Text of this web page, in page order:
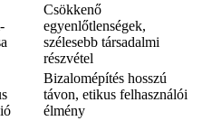
Csökkenő
egyenlőtlenségek,
szélesebb társadalmi
részvétel
Bizalomépítés hosszú
távon, etikus felhasználói
élmény